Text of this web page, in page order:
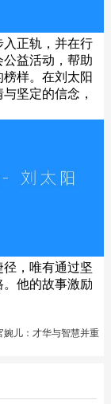
正轨，并在行
益活动，帮助
样。在刘太阳
坚定的信念，
，唯有通过坚
他的故事激励
婉儿：才华与智慧并重